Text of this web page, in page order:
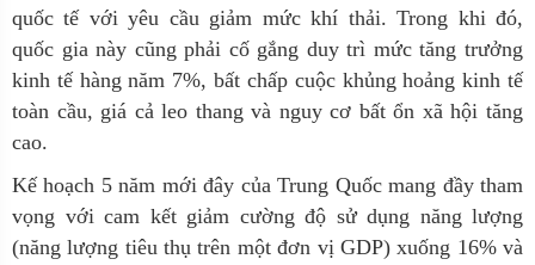
quốc tế với yêu cầu giảm mức khí thải. Trong khi đó,
quốc gia này cũng phải cố gắng duy trì mức tăng trưởng
kinh tế hàng năm 7%, bất chấp cuộc khủng hoảng kinh tế
toàn cầu, giá cả leo thang và nguy cơ bất ổn xã hội tăng
cao.
Kế hoạch 5 năm mới đây của Trung Quốc mang đầy tham
vọng với cam kết giảm cường độ sử dụng năng lượng
(năng lượng tiêu thụ trên một đơn vị GDP) xuống 16% và